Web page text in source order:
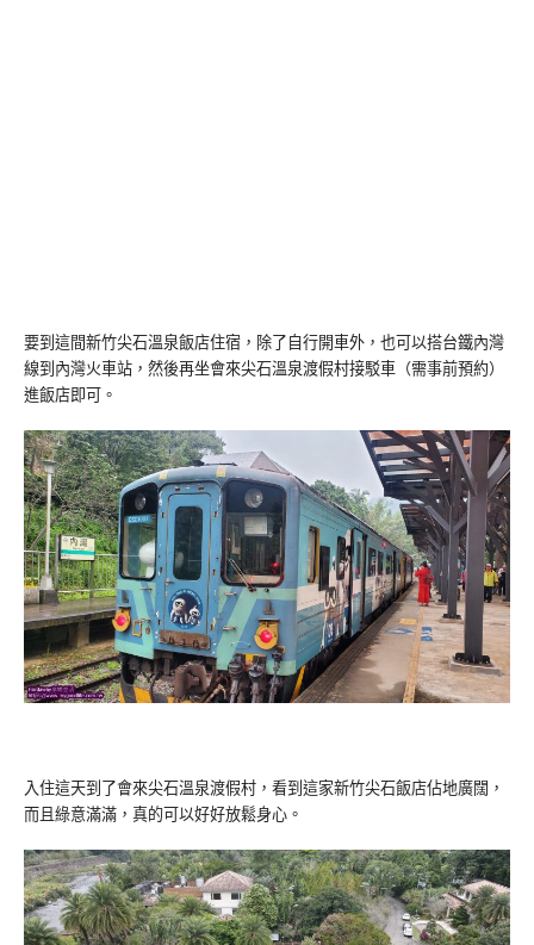
要到這間新竹尖石溫泉飯店住宿，除了自行開車外，也可以搭台鐵內灣
線到內灣火車站，然後再坐會來尖石溫泉渡假村接駁車（需事前預約）
進飯店即可。
入住這天到了會來尖石溫泉渡假村，看到這家新竹尖石飯店佔地廣闊，
而且綠意滿滿，真的可以好好放鬆身心。